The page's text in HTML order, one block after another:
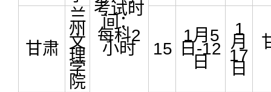
考试时
间：
每科2
小时
甘肃
兰
州
文
理
学
院
15
1月5
日-12
日
1
月
17
日